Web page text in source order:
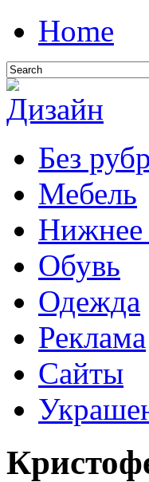
Home
Без
Мебель
Нижнее
Обувь
Одежда
Реклама
Сайты